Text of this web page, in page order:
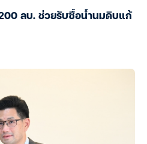
ลบ. ช่วยรับซื้อน้ำนมดิบแก้